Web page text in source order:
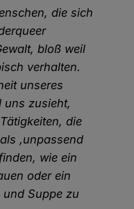
die sich
bloß weil
verhalten.
unseres
uns zusieht,
die
‚unpassend
wie ein
oder ein
Suppe zu